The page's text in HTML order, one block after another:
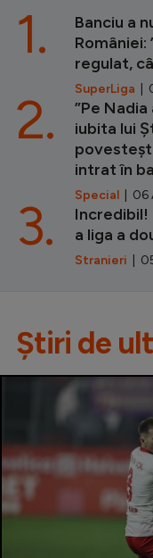
Banciu a
regulat,
SuperLiga |
1.
”Pe
iubita lui
intrat în
Special | 06
2.
Incredibil!
a liga a
Stranieri |
3.
Știri de